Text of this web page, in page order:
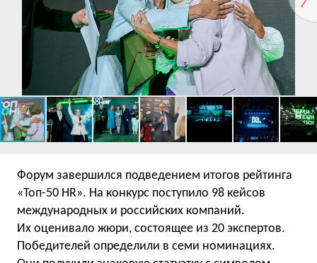
Форум завершился подведением итогов рейтинга
«Топ-50 HR». На конкурс поступило 98 кейсов
международных и российских компаний.
Их оценивало жюри, состоящее из 20 экспертов.
Победителей определили в семи номинациях.